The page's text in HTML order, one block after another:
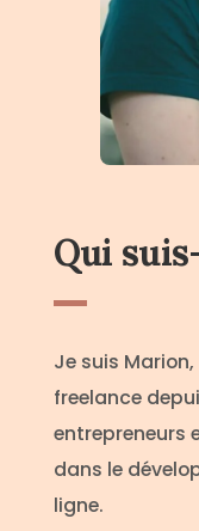
Qui
Je suis
freelance
entrepreneurs
dans le
ligne.